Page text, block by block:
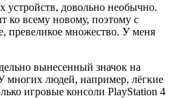
устройств, довольно необычно.
ко всему новому, поэтому с
превеликое множество. У меня
вынесенный значок на
многих людей, например, лёгкие
игровые консоли PlayStation 4